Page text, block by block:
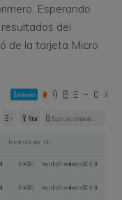
Esperando
del
de la tarjeta Micro